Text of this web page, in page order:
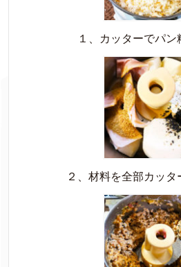
１、カッターでパン
２、材料を全部カッタ